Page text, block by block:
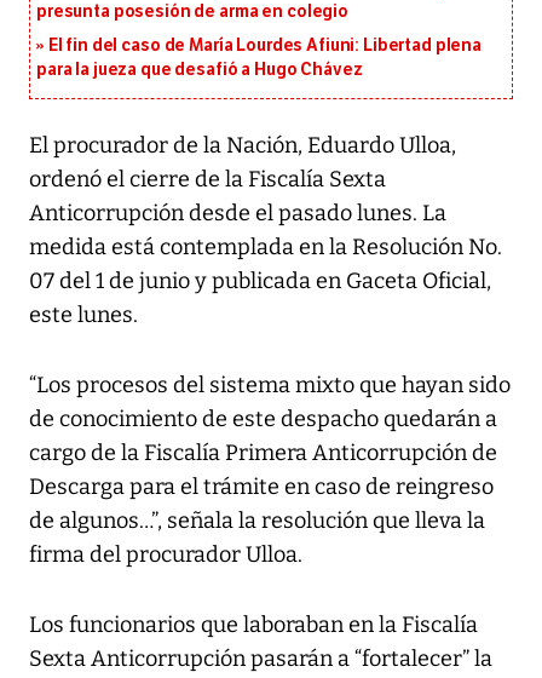
presunta posesión de arma en colegio
El fin del caso de María Lourdes Afiuni: Libertad plena
para la jueza que desafió a Hugo Chávez
El procurador de la Nación, Eduardo Ulloa,
ordenó el cierre de la Fiscalía Sexta
Anticorrupción desde el pasado lunes. La
medida está contemplada en la Resolución No.
07 del 1 de junio y publicada en Gaceta Oficial,
este lunes.
“Los procesos del sistema mixto que hayan sido
de conocimiento de este despacho quedarán a
cargo de la Fiscalía Primera Anticorrupción de
Descarga para el trámite en caso de reingreso
de algunos…”, señala la resolución que lleva la
firma del procurador Ulloa.
Los funcionarios que laboraban en la Fiscalía
Sexta Anticorrupción pasarán a “fortalecer” la